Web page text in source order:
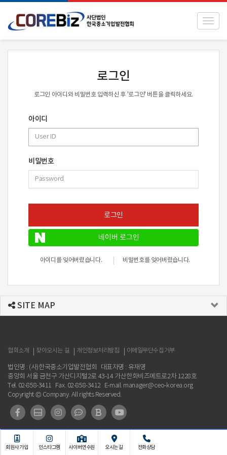
로그인
로그인 아이디와 비밀번호 입력하신 후 '로그인' 버튼을 클릭하세요.
아이디
비밀번호
로그인
네이버 로그인
아이디를 잊어버렸습니다. 비밀번호를 잊어버렸습니다.
SITE MAP
협회소개 찾아오시는 길 개인정보처리방침 이메일무단수집거부
법인명 : (사)한국중소기업발전협회
대표자명 : 유재영
중앙회 서울 금천구 가산디지털2로 43-14 가산한화비즈메트로2차 1228호
Tel. 02-858-3411 Fax. 02-858-3412 E-mail. manager@ceo-korea.org
Copyright © Company. All rights Reserved.
회원사 가입 인스타그램 사이버연수원 오시는 길 전화상담